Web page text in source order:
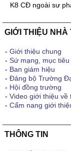
K8 CĐ ngoài sư
GIỚI THIỆU NHÀ
- Giới thiệu chung
- Sứ mạng, mục
- Ban giám hiệu
- Đảng bộ Trường
- Hội đồng trường
- Video giới thiệu về
- Cẩm nang giới
THÔNG TIN